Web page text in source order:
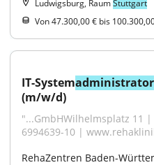
Ludwigsburg, RaumStuttgart
Von 47.300,00 € bis
IT-Systemadministrator
(m/w/d)
"...GmbHWilhelmsplatz 11 |
6994639-10 |
RehaZentren Baden-